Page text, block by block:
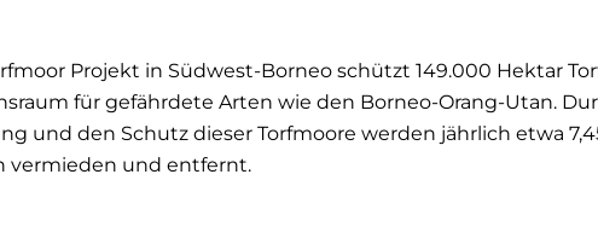
Projekt in Südwest-Borneo schützt 149.000 Hektar
für gefährdete Arten wie den Borneo-Orang-Utan.
und den Schutz dieser Torfmoore werden jährlich etwa
vermieden und entfernt.